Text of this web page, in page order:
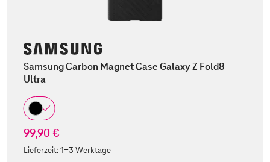
Samsung Carbon Magnet Case Galaxy Z Fold8
Ultra
99,90 €
Lieferzeit:1-3 Werktage